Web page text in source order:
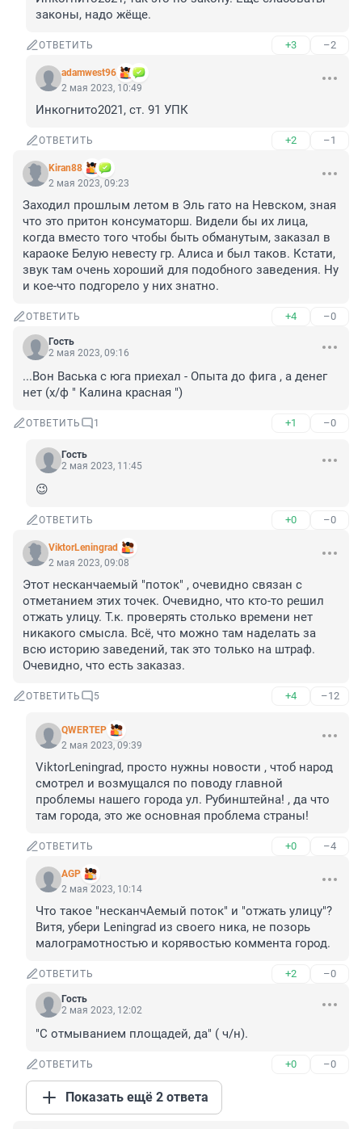
законы, надо жёще.
ОТВЕТИТЬ +3 –2
adamwest96
2 мая 2023, 10:49
Инкогнито2021, ст. 91 УПК
ОТВЕТИТЬ +2 –1
Kiran88
2 мая 2023, 09:23
Заходил прошлым летом в Эль гато на Невском, зная
что это притон консуматорш. Видели бы их лица,
когда вместо того чтобы быть обманутым, заказал в
караоке Белую невесту гр. Алиса и был таков. Кстати,
звук там очень хороший для подобного заведения. Ну
и кое-что подгорело у них знатно.
ОТВЕТИТЬ +4 –0
Гость
2 мая 2023, 09:16
...Вон Васька с юга приехал - Опыта до фига , а денег
нет (х/ф " Калина красная ")
ОТВЕТИТЬ 1 +1 –0
Гость
2 мая 2023, 11:45
😉
ОТВЕТИТЬ +0 –0
ViktorLeningrad
2 мая 2023, 09:08
Этот несканчаемый "поток" , очевидно связан с
отметанием этих точек. Очевидно, что кто-то решил
отжать улицу. Т.к. проверять столько времени нет
никакого смысла. Всё, что можно там наделать за
всю историю заведений, так это только на штраф.
Очевидно, что есть заказаз.
ОТВЕТИТЬ 5 +4 –12
QWERTEP
2 мая 2023, 09:39
ViktorLeningrad, просто нужны новости , чтоб народ
смотрел и возмущался по поводу главной
проблемы нашего города ул. Рубинштейна! , да что
там города, это же основная проблема страны!
ОТВЕТИТЬ +0 –4
AGP
2 мая 2023, 10:14
Что такое "несканчАемый поток" и "отжать улицу"?
Витя, убери Leningrad из своего ника, не позорь
малограмотностью и корявостью коммента город.
ОТВЕТИТЬ +2 –0
Гость
2 мая 2023, 12:02
"С отмыванием площадей, да" ( ч/н).
ОТВЕТИТЬ +0 –0
Показать ещё 2 ответа